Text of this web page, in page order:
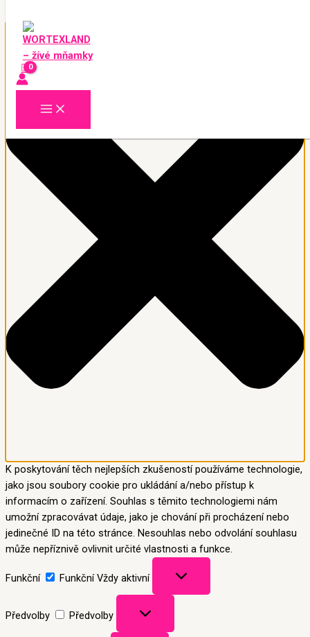
K poskytování těch nejlepších zkušeností používáme technologie,
jako jsou soubory cookie pro ukládání a/nebo přístup k
informacím o zařízení. Souhlas s těmito technologiemi nám
umožní zpracovávat údaje, jako je chování při procházení nebo
jedinečné ID na této stránce. Nesouhlas nebo odvolání souhlasu
může nepříznivě ovlivnit určité vlastnosti a funkce.
Funkční Funkční Vždy aktivní
Předvolby Předvolby